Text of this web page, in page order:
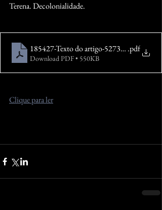
Terena. Decolonialidade.
185427-Texto do artigo-527396-1-10-
.pdf
Download PDF • 550KB
Clique para ler